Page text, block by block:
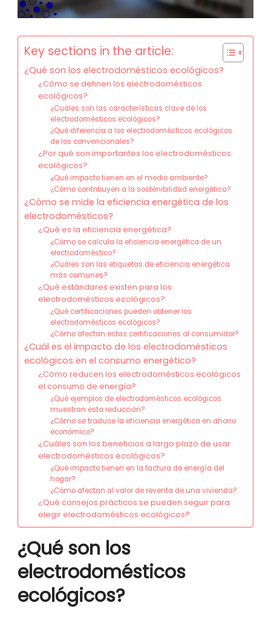
Key sections in the article:
¿Qué son los electrodomésticos ecológicos?
¿Cómo se definen los electrodomésticos
ecológicos?
¿Cuáles son las características clave de los
electrodomésticos ecológicos?
¿Qué diferencia a los electrodomésticos ecológicos
de los convencionales?
¿Por qué son importantes los electrodomésticos
ecológicos?
¿Qué impacto tienen en el medio ambiente?
¿Cómo contribuyen a la sostenibilidad energética?
¿Cómo se mide la eficiencia energética de los
electrodomésticos?
¿Qué es la eficiencia energética?
¿Cómo se calcula la eficiencia energética de un
electrodoméstico?
¿Cuáles son las etiquetas de eficiencia energética
más comunes?
¿Qué estándares existen para los
electrodomésticos ecológicos?
¿Qué certificaciones pueden obtener los
electrodomésticos ecológicos?
¿Cómo afectan estas certificaciones al consumidor?
¿Cuál es el impacto de los electrodomésticos
ecológicos en el consumo energético?
¿Cómo reducen los electrodomésticos ecológicos
el consumo de energía?
¿Qué ejemplos de electrodomésticos ecológicos
muestran esta reducción?
¿Cómo se traduce la eficiencia energética en ahorro
económico?
¿Cuáles son los beneficios a largo plazo de usar
electrodomésticos ecológicos?
¿Qué impacto tienen en la factura de energía del
hogar?
¿Cómo afectan al valor de reventa de una vivienda?
¿Qué consejos prácticos se pueden seguir para
elegir electrodomésticos ecológicos?
¿Qué son los
electrodomésticos
ecológicos?